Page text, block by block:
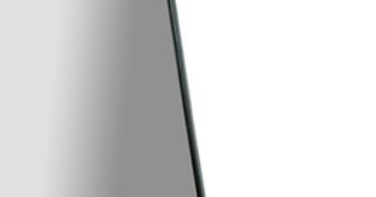
Sofás Curvos e Orgânicos
Sofás Elétricos
Sofás Fixos e Ilha
Sofás Retráteis